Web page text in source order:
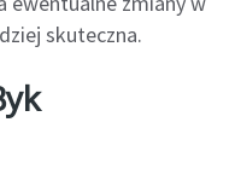
skuteczna.